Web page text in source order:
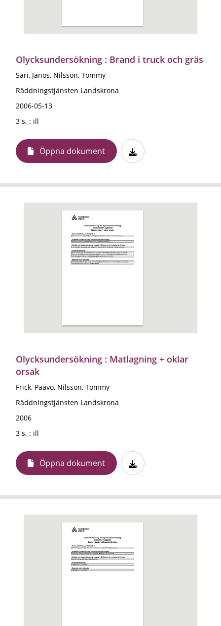
Olycksundersökning : Brand i truck och gräs
Sari, Janos, Nilsson, Tommy
Räddningstjänsten Landskrona
2006-05-13
3 s. : ill
Öppna dokument
Olycksundersökning : Matlagning + oklar
orsak
Frick, Paavo, Nilsson, Tommy
Räddningstjänsten Landskrona
2006
3 s. : ill
Öppna dokument